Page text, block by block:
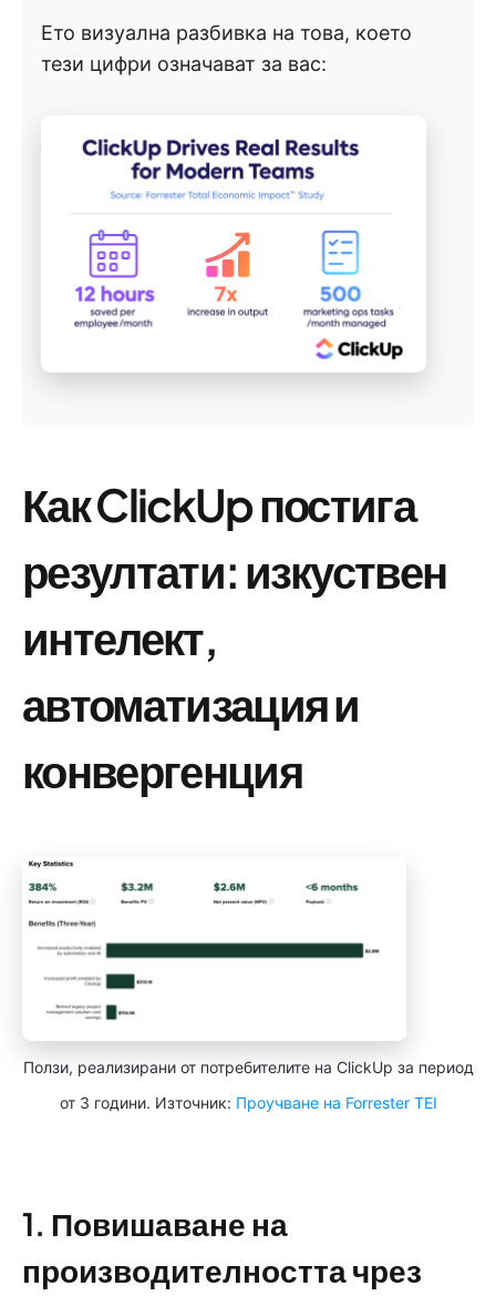
Ето визуална разбивка на това, което
тези цифри означават за вас:
Как ClickUp постига
резултати: изкуствен
интелект,
автоматизация и
конвергенция
Ползи, реализирани от потребителите на ClickUp за период
от 3 години. Източник: Проучване на Forrester TEI
1. Повишаване на
производителността чрез